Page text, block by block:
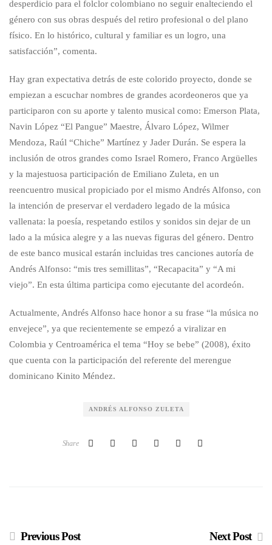
desperdicio para el folclor colombiano no seguir enalteciendo el
género con sus obras después del retiro profesional o del plano
físico. En lo histórico, cultural y familiar es un logro, una
satisfacción”, comenta.
Hay gran expectativa detrás de este colorido proyecto, donde se
empiezan a escuchar nombres de grandes acordeoneros que ya
participaron con su aporte y talento musical como: Emerson Plata,
Navin López “El Pangue” Maestre, Álvaro López, Wilmer
Mendoza, Raúl “Chiche” Martínez y Jader Durán. Se espera la
inclusión de otros grandes como Israel Romero, Franco Argüelles
y la majestuosa participación de Emiliano Zuleta, en un
reencuentro musical propiciado por el mismo Andrés Alfonso, con
la intención de preservar el verdadero legado de la música
vallenata: la poesía, respetando estilos y sonidos sin dejar de un
lado a la música alegre y a las nuevas figuras del género. Dentro
de este banco musical estarán incluidas tres canciones autoría de
Andrés Alfonso: “mis tres semillitas”, “Recapacita” y “A mi
viejo”. En esta última participa como ejecutante del acordeón.
Actualmente, Andrés Alfonso hace honor a su frase “la música no
envejece”, ya que recientemente se empezó a viralizar en
Colombia y Centroamérica el tema “Hoy se bebe” (2008), éxito
que cuenta con la participación del referente del merengue
dominicano Kinito Méndez.
ANDRÉS ALFONSO ZULETA
Share
Previous Post Next Post